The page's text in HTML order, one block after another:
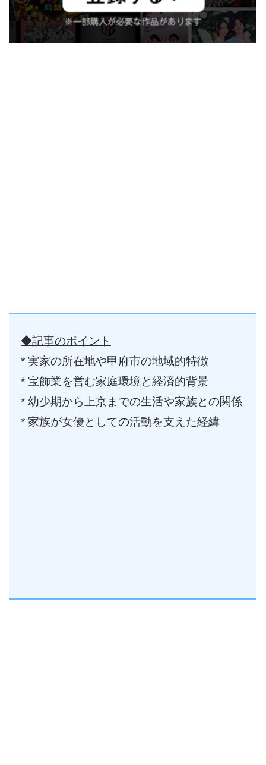
◆記事のポイント
* 実家の所在地や甲府市の地域的特徴
* 宝飾業を営む家庭環境と経済的背景
* 幼少期から上京までの生活や家族との関係
* 家族が女優としての活動を支えた経緯